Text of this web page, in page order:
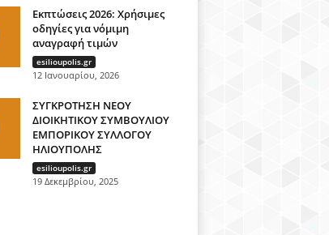
Εκπτώσεις 2026: Χρήσιμες
οδηγίες για νόμιμη
αναγραφή τιμών
esilioupolis.gr
12 Ιανουαρίου, 2026
ΣΥΓΚΡΟΤΗΣΗ ΝΕΟΥ
ΔΙΟΙΚΗΤΙΚΟΥ ΣΥΜΒΟΥΛΙΟΥ
ΕΜΠΟΡΙΚΟΥ ΣΥΛΛΟΓΟΥ
ΗΛΙΟΥΠΟΛΗΣ
esilioupolis.gr
19 Δεκεμβρίου, 2025